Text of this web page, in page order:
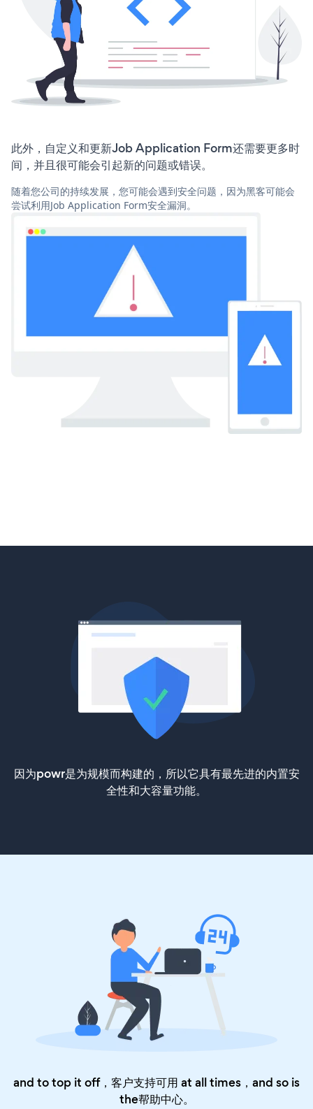
此外，自定义和更新Job Application Form还需要更多时
间，并且很可能会引起新的问题或错误。
随着您公司的持续发展，您可能会遇到安全问题，因为黑客可能会
尝试利用Job Application Form安全漏洞。
因为powr是为规模而构建的，所以它具有最先进的内置安
全性和大容量功能。
and to top it off，客户支持可用 at all times，and so is
the帮助中心。